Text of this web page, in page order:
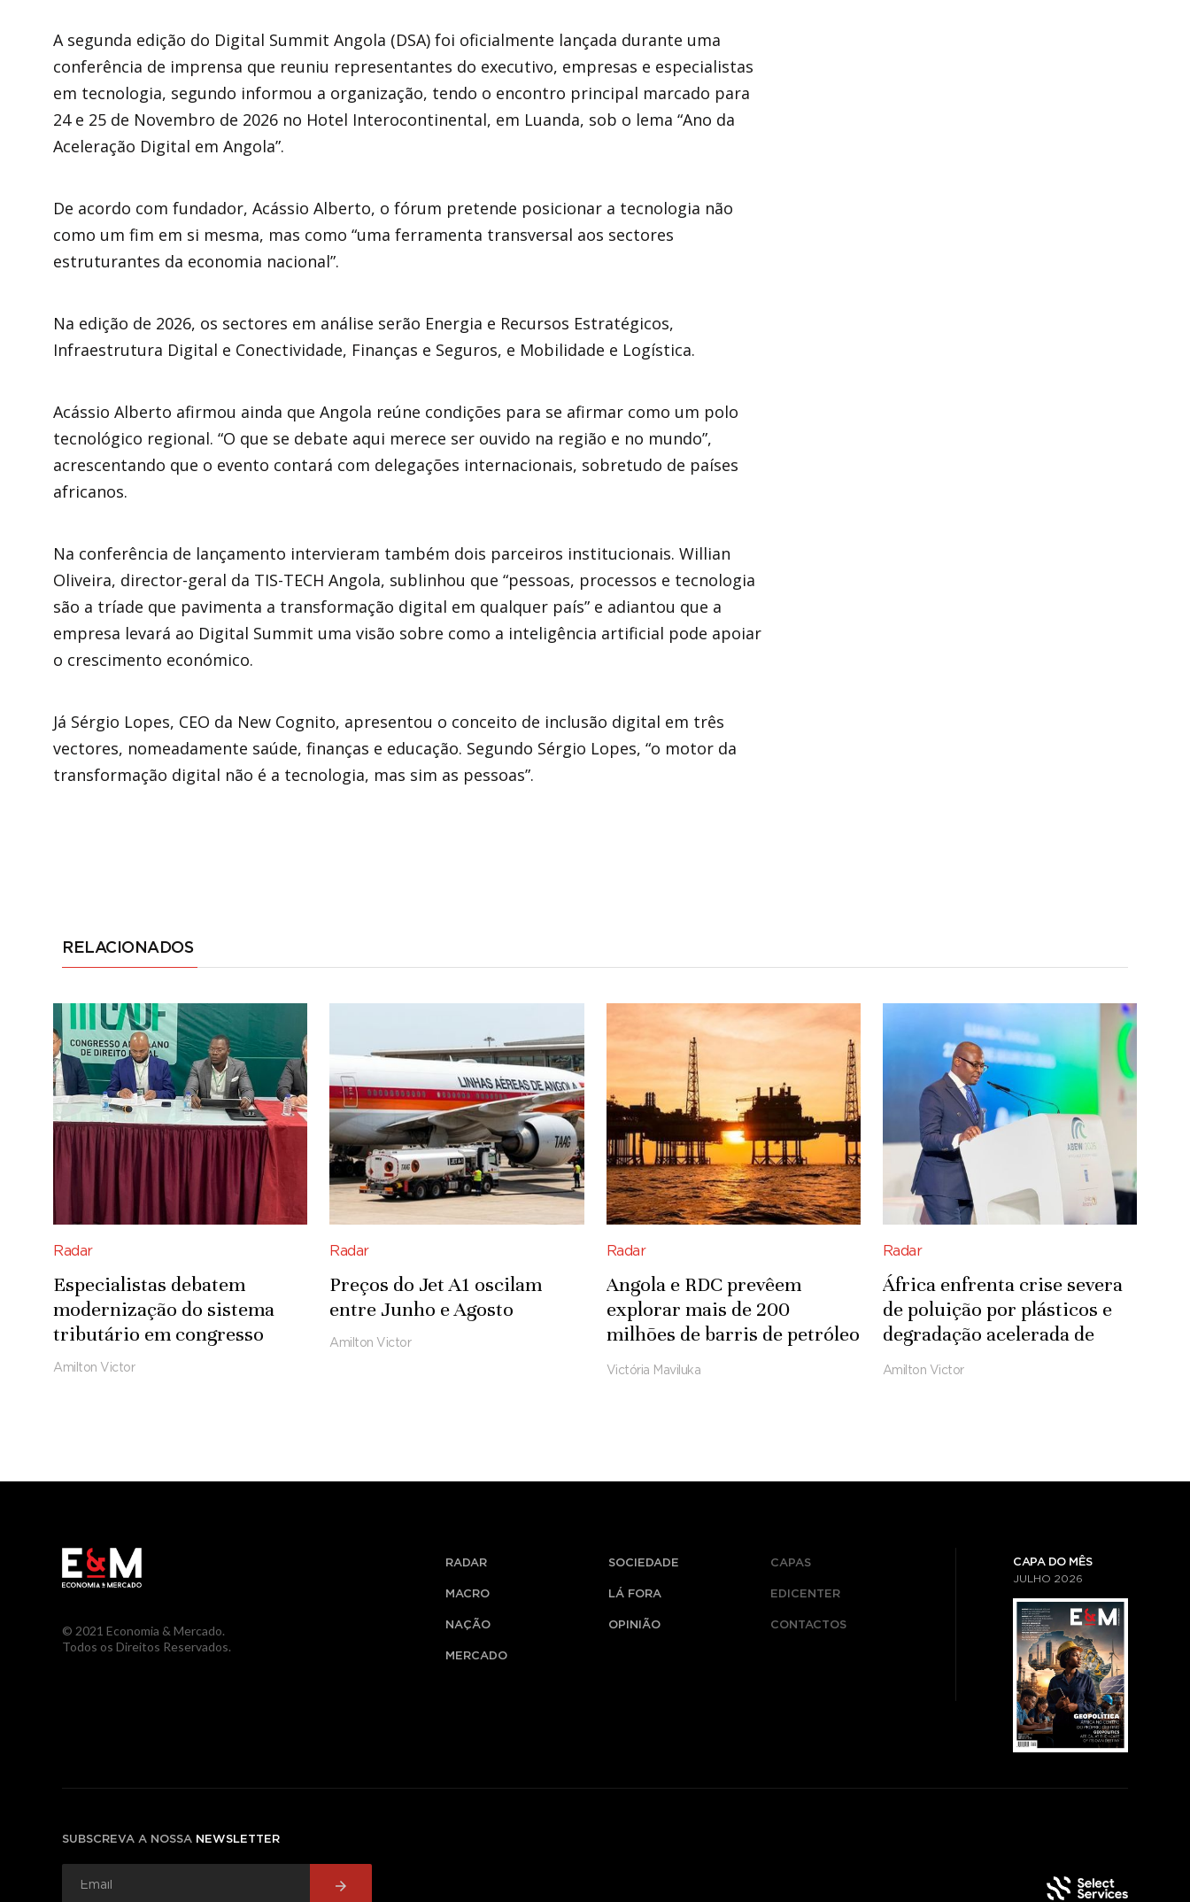
A segunda edição do Digital Summit Angola (DSA) foi oficialmente lançada durante uma
conferência de imprensa que reuniu representantes do executivo, empresas e especialistas
em tecnologia, segundo informou a organização, tendo o encontro principal marcado para
24 e 25 de Novembro de 2026 no Hotel Interocontinental, em Luanda, sob o lema “Ano da
Aceleração Digital em Angola”.
De acordo com fundador, Acássio Alberto, o fórum pretende posicionar a tecnologia não
como um fim em si mesma, mas como “uma ferramenta transversal aos sectores
estruturantes da economia nacional”.
Na edição de 2026, os sectores em análise serão Energia e Recursos Estratégicos,
Infraestrutura Digital e Conectividade, Finanças e Seguros, e Mobilidade e Logística.
Acássio Alberto afirmou ainda que Angola reúne condições para se afirmar como um polo
tecnológico regional. “O que se debate aqui merece ser ouvido na região e no mundo”,
acrescentando que o evento contará com delegações internacionais, sobretudo de países
africanos.
Na conferência de lançamento intervieram também dois parceiros institucionais. Willian
Oliveira, director-geral da TIS-TECH Angola, sublinhou que “pessoas, processos e tecnologia
são a tríade que pavimenta a transformação digital em qualquer país” e adiantou que a
empresa levará ao Digital Summit uma visão sobre como a inteligência artificial pode apoiar
o crescimento económico.
Já Sérgio Lopes, CEO da New Cognito, apresentou o conceito de inclusão digital em três
vectores, nomeadamente saúde, finanças e educação. Segundo Sérgio Lopes, “o motor da
transformação digital não é a tecnologia, mas sim as pessoas”.
RELACIONADOS
Radar
Especialistas debatem
modernização do sistema
tributário em congresso
Amilton Victor
Radar
Preços do Jet A1 oscilam
entre Junho e Agosto
Amilton Victor
Radar
Angola e RDC prevêem
explorar mais de 200
milhões de barris de petróleo
em concessão
Victória Maviluka
Radar
África enfrenta crise severa
de poluição por plásticos e
degradação acelerada de
ecossistemas
Amilton Victor
© 2021 Economia & Mercado.
Todos os Direitos Reservados.
RADAR
MACRO
NAÇÃO
MERCADO
SOCIEDADE
LÁ FORA
OPINIÃO
CAPAS
EDICENTER
CONTACTOS
CAPA DO MÊS
JULHO 2026
SUBSCREVA A NOSSA NEWSLETTER